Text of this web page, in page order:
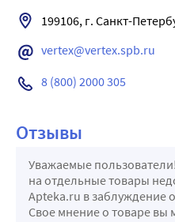
vertex@vertex.spb.ru
8 (800) 2000 305
Отзывы
Уважаемые
на отдельные товары
Apteka.ru в заблуждение
Свое мнение о товаре